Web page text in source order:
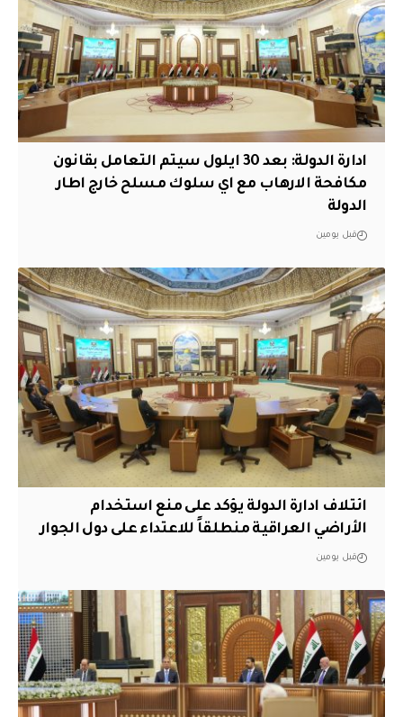
ادارة الدولة: بعد 30 ايلول سيتم التعامل بقانون
مكافحة الارهاب مع اي سلوك مسلح خارج اطار
الدولة
قبل يومين
ائتلاف ادارة الدولة يؤكد على منع استخدام
الأراضي العراقية منطلقاً للاعتداء على دول الجوار
قبل يومين